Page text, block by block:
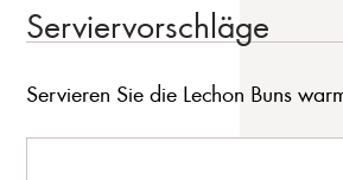
Serviervorschläge
Servieren Sie die Lechon Buns